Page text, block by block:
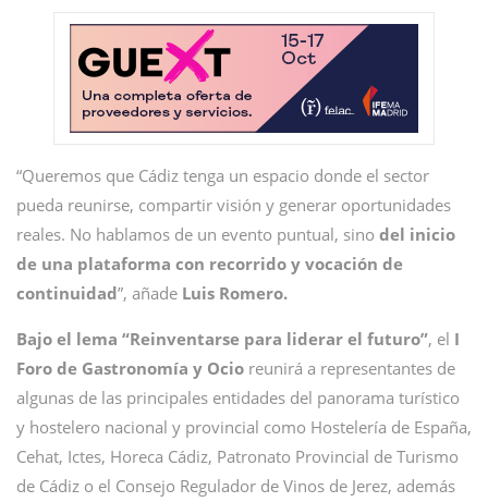
“Queremos que Cádiz tenga un espacio donde el sector
pueda reunirse, compartir visión y generar oportunidades
reales. No hablamos de un evento puntual, sino del inicio
de una plataforma con recorrido y vocación de
continuidad”, añade Luis Romero.
Bajo el lema “Reinventarse para liderar el futuro”, el I
Foro de Gastronomía y Ocio reunirá a representantes de
algunas de las principales entidades del panorama turístico
y hostelero nacional y provincial como Hostelería de España,
Cehat, Ictes, Horeca Cádiz, Patronato Provincial de Turismo
de Cádiz o el Consejo Regulador de Vinos de Jerez, además